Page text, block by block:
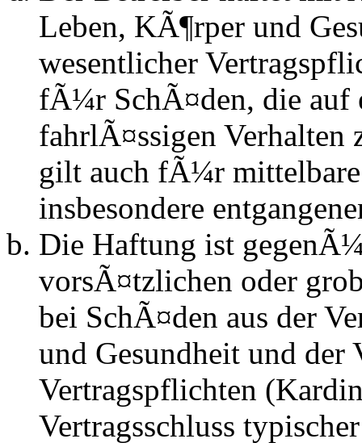
Leben, KÃ¶rper und
wesentlicher
fÃ¼r SchÃ¤den, die auf
fahrlÃ¤ssigen
gilt auch fÃ¼r
insbesondere
Die Haftung ist
vorsÃ¤tzlichen oder
bei SchÃ¤den aus der
und Gesundheit und der
Vertragspflichten
Vertragsschluss